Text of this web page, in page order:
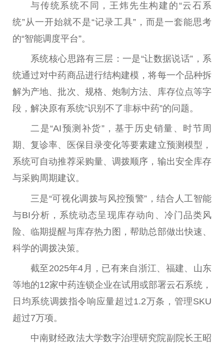
与传统系统不同，王炜先生构建的“云石系
统”从一开始就不是“记录工具”，而是一套能思考
的“智能调度平台”。
系统核心思路有三层：一是“让数据说话”，系
统通过对中药商品进行结构建模，将每一个品种拆
解为产地、批次、规格、炮制方法、库存位点等字
段，解决原有系统“识别不了非标中药”的问题。
二是“AI预测补货”，基于历史销量、时节周
期、复诊率、医保目录变化等要素建立预测模型，
系统可自动推荐采购量、调拨顺序，输出安全库存
与采购周期建议。
三是“可视化调拨与风控预警”，结合人工智能
与BI分析，系统动态呈现库存动向、冷门品类风
险、临期提醒与库存热力图，帮助总部做出快速、
科学的调拨决策。
截至2025年4月，已有来自浙江、福建、山东
等地的12家中药连锁企业在试用或部署云石系统，
日均系统调拨指令响应量超过1.2万条，管理SKU
超过7万项。
中南财经政法大学数字治理研究院副院长王昭